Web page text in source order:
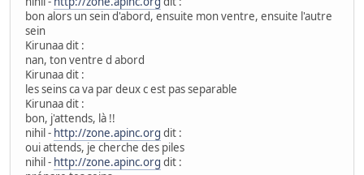
bon alors un sein d'abord, ensuite mon ventre, ensuite l'autre
sein
Kirunaa dit :
nan, ton ventre d abord
Kirunaa dit :
les seins ca va par deux c est pas separable
Kirunaa dit :
bon, j'attends, là !!
nihil - http://zone.apinc.org dit :
oui attends, je cherche des piles
nihil - http://zone.apinc.org dit :